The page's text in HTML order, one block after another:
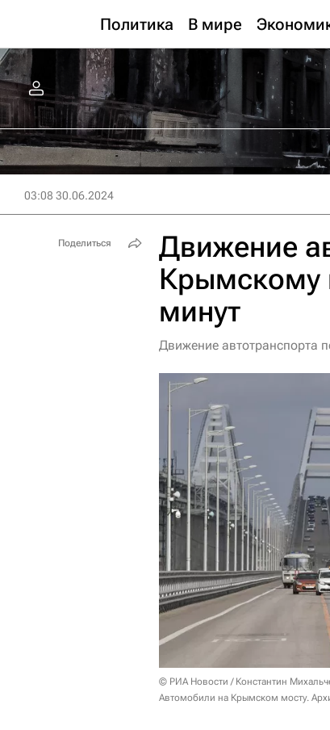
Политика В мире
03:08 30.06.2024
Движение
Крымскому
минут
Движение автотранспорта
© РИА Новости / Константин
Автомобили на Крымском мосту.
Поделиться